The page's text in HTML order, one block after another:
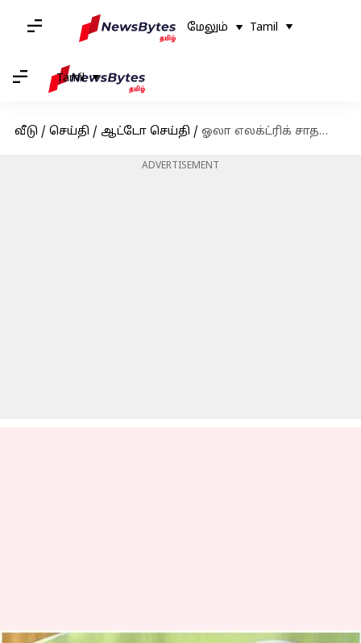
மேலும் Tamil
Tamil
வீடு / செய்தி / ஆட்டோ செய்தி / ஓலா எலக்ட்ரிக் சாதனை: உள்நாட்டில் உருவாக்கப்பட்ட ஃபெரைட் மோட்டாருக்கு அரசு அங்கீகாரம்
ADVERTISEMENT